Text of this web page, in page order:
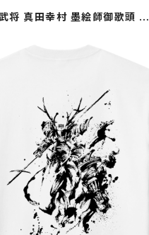
将 真田幸村 墨絵師御歌頭 デ